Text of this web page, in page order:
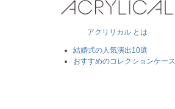
アクリリカル とは
結婚式の人気演出10選
おすすめのコレクションケース